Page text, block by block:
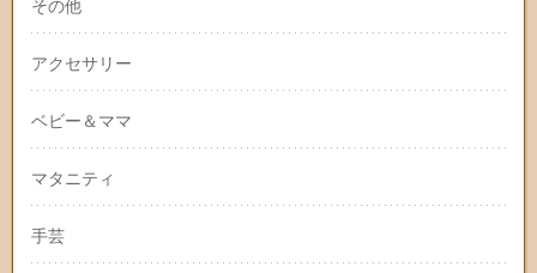
その他
アクセサリー
ベビー＆ママ
マタニティ
手芸